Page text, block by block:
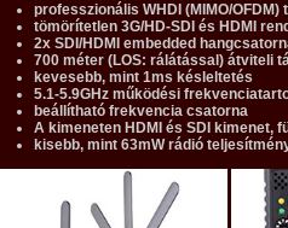
professzionális WHDI (MIMO/OFDM)
tömörítetlen 3G/HD-SDI és HDMI
2x SDI/HDMI embedded
700 méter (LOS: rálátással) átviteli
kevesebb, mint 1ms késleltetés
5.1-5.9GHz működési
beállítható frekvencia csatorna
A kimeneten HDMI és SDI kimenet,
kisebb, mint 63mW rádió